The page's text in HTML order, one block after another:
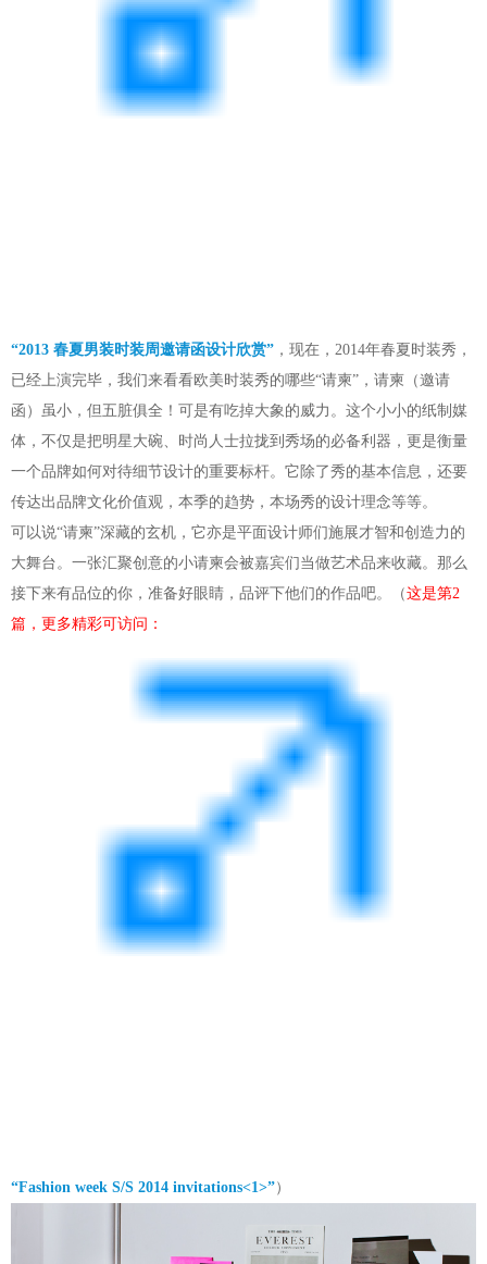
“2013 春夏男装时装周邀请函设计欣赏” ，现在，2014年春夏时装秀，
已经上演完毕，我们来看看欧美时装秀的哪些“请柬”，请柬（邀请
函）虽小，但五脏俱全！可是有吃掉大象的威力。这个小小的纸制媒
体，不仅是把明星大碗、时尚人士拉拢到秀场的必备利器，更是衡量
一个品牌如何对待细节设计的重要标杆。它除了秀的基本信息，还要
传达出品牌文化价值观，本季的趋势，本场秀的设计理念等等。
可以说“请柬”深藏的玄机，它亦是平面设计师们施展才智和创造力的
大舞台。一张汇聚创意的小请柬会被嘉宾们当做艺术品来收藏。那么
接下来有品位的你，准备好眼睛，品评下他们的作品吧。（这是第2
篇，更多精彩可访问：
“Fashion week S/S 2014 invitations<1>”）